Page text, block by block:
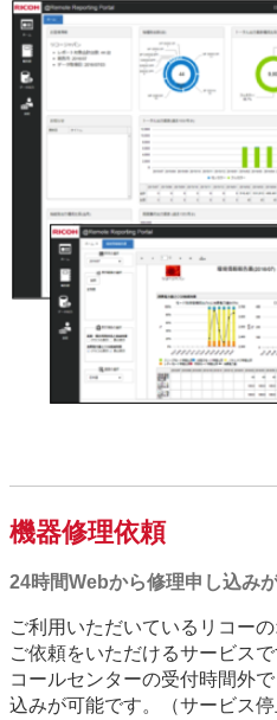
機器修理依頼
24時間Webから修理申し込み
ご利用いただいているリコー
ご依頼をいただけるサービスで
コールセンターの受付時間外
込みが可能です。（サービス